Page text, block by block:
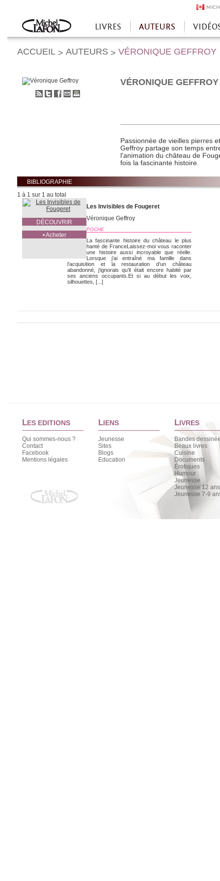
Accueil
LIVRES AUTEURS
ACCUEIL > AUTEURS > VÉRONIQUE GEFFROY
VÉRONIQUE GEFFROY
Passionnée de vieilles pierres
Geffroy partage son temps
l'animation du château de
fois la fascinante histoire.
BIBLIOGRAPHIE
1 à 1 sur 1 au total
DÉCOUVRIR
• Acheter
Les Invisibles de Fougeret
Véronique Geffroy
POCHE
La fascinante histoire du château le plus
hanté de FranceLaissez-moi vous raconter
une histoire aussi incroyable que réelle.
Lorsque j’ai entraîné ma famille dans
l’acquisition et la restauration d’un château
abandonné, j’ignorais qu’il était encore habité par
ses anciens occupants.Et si au début les voix,
silhouettes, [...]
LES EDITIONS
Qui sommes-nous ?
Contact
Facebook
Mentions légales
LIENS
Jeunesse
Sites
Blogs
Education
LIVRES
Bandes
Beaux livres
Cuisine
Documents
Érotiques
Humour
Jeunesse
Jeunesse 12
Jeunesse 7-9